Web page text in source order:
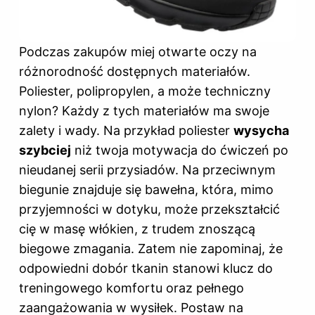
Podczas zakupów miej otwarte oczy na
różnorodność dostępnych materiałów.
Poliester, polipropylen, a może techniczny
nylon? Każdy z tych materiałów ma swoje
zalety i wady. Na przykład poliester wysycha
szybciej niż twoja motywacja do ćwiczeń po
nieudanej serii przysiadów. Na przeciwnym
biegunie znajduje się bawełna, która, mimo
przyjemności w dotyku, może przekształcić
cię w masę włókien, z trudem znoszącą
biegowe zmagania. Zatem nie zapominaj, że
odpowiedni dobór tkanin stanowi klucz do
treningowego komfortu oraz pełnego
zaangażowania w wysiłek. Postaw na